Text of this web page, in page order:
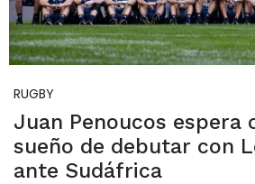
RUGBY
Juan Penoucos espera
sueño de debutar con
ante Sudáfrica